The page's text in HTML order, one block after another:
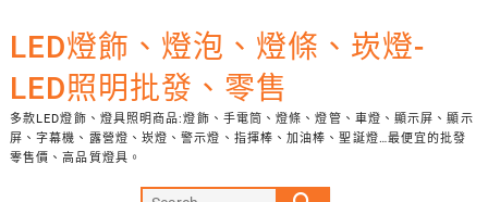
to
content
LED燈飾、燈泡、燈條、崁燈-
LED照明批發、零售
多款LED燈飾、燈具照明商品:燈飾、手電筒、燈條、燈管、車燈、顯示屏、顯示
屏、字幕機、露營燈、崁燈、警示燈、指揮棒、加油棒、聖誕燈…最便宜的批發
零售價、高品質燈具。